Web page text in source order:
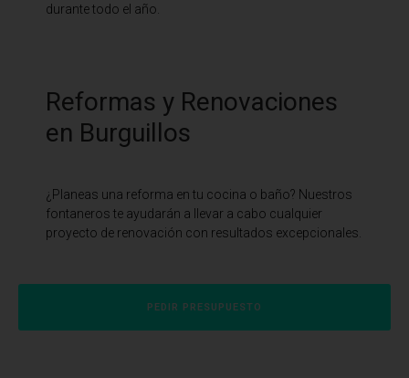
durante todo el año.
Reformas y Renovaciones
en Burguillos
¿Planeas una reforma en tu cocina o baño? Nuestros
fontaneros te ayudarán a llevar a cabo cualquier
proyecto de renovación con resultados excepcionales.
PEDIR PRESUPUESTO